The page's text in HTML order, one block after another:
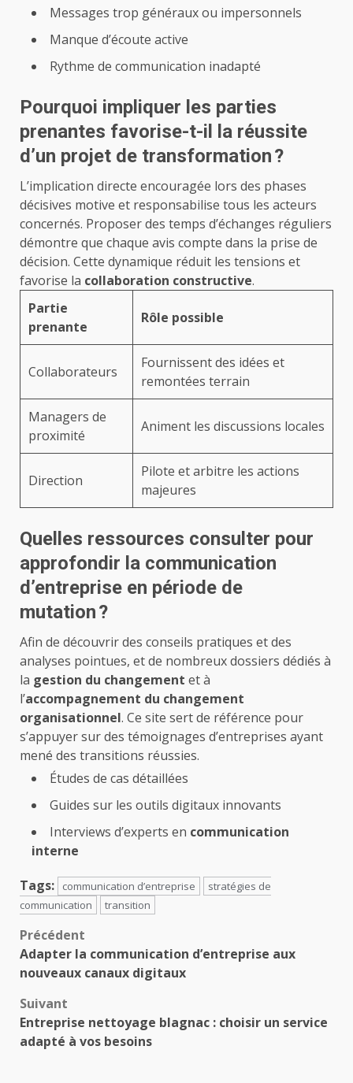
Messages trop généraux ou impersonnels
Manque d’écoute active
Rythme de communication inadapté
Pourquoi impliquer les parties
prenantes favorise-t-il la réussite
d’un projet de transformation ?
L’implication directe encouragée lors des phases
décisives motive et responsabilise tous les acteurs
concernés. Proposer des temps d’échanges réguliers
démontre que chaque avis compte dans la prise de
décision. Cette dynamique réduit les tensions et
favorise la collaboration constructive.
Partie
prenante
Rôle possible
Collaborateurs
Fournissent des idées et
remontées terrain
Managers de
proximité
Animent les discussions locales
Direction
Pilote et arbitre les actions
majeures
Quelles ressources consulter pour
approfondir la communication
d’entreprise en période de
mutation ?
Afin de découvrir des conseils pratiques et des
analyses pointues, et de nombreux dossiers dédiés à
la gestion du changement et à
l’accompagnement du changement
organisationnel. Ce site sert de référence pour
s’appuyer sur des témoignages d’entreprises ayant
mené des transitions réussies.
Études de cas détaillées
Guides sur les outils digitaux innovants
Interviews d’experts en communication
interne
Tags:
communication d’entreprise
stratégies de
communication
transition
Navigation
d’article
Précédent
Adapter la communication d’entreprise aux
nouveaux canaux digitaux
Suivant
Entreprise nettoyage blagnac : choisir un service
adapté à vos besoins